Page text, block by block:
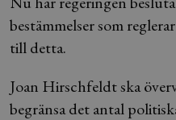
bestämmelser som
till detta.
Joan Hirschfeldt ska
begränsa det antal